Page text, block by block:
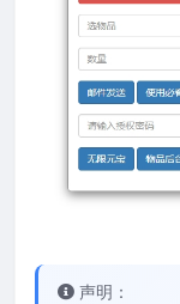
声明：